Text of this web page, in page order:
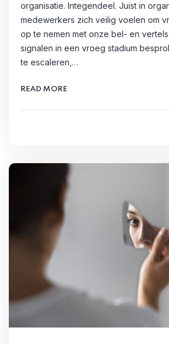
organisatie. Integendeel. Juist in
medewerkers zich veilig voelen om
op te nemen met onze bel- en
signalen in een vroeg stadium
te escaleren,…
READ MORE